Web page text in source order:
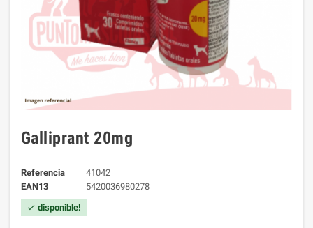
Galliprant 20mg
Referencia
41042
EAN13
5420036980278
check disponible!